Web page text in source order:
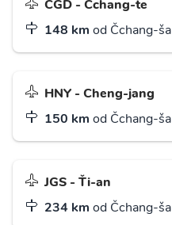
CGD - Čchang-te
148 km od Čchang-ša
HNY - Cheng-jang
150 km od Čchang-ša
JGS - Ťi-an
234 km od Čchang-ša